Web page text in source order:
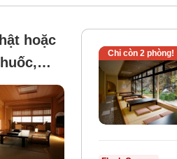
hoặc
yaki
water
Chỉ còn 2 phòng!